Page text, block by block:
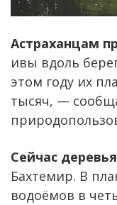
Астраханцам
ивы вдоль
этом году их
тысяч, —
Сейчас
Бахтемир. В
водоёмов в